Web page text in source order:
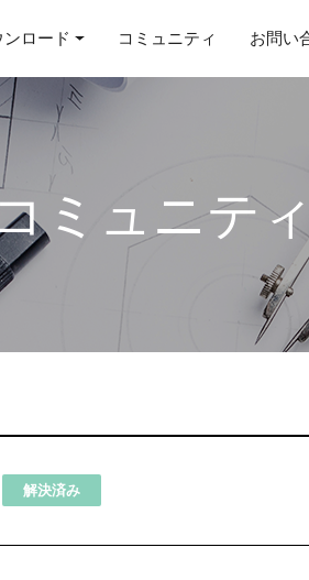
ンロード コミュニティ お問い
コミュニティ
解決済み